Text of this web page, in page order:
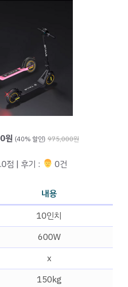
원 (40% 할인) 975,000원
점 | 후기 : ‍‍ 0건
내용
10인치
600W
x
150kg